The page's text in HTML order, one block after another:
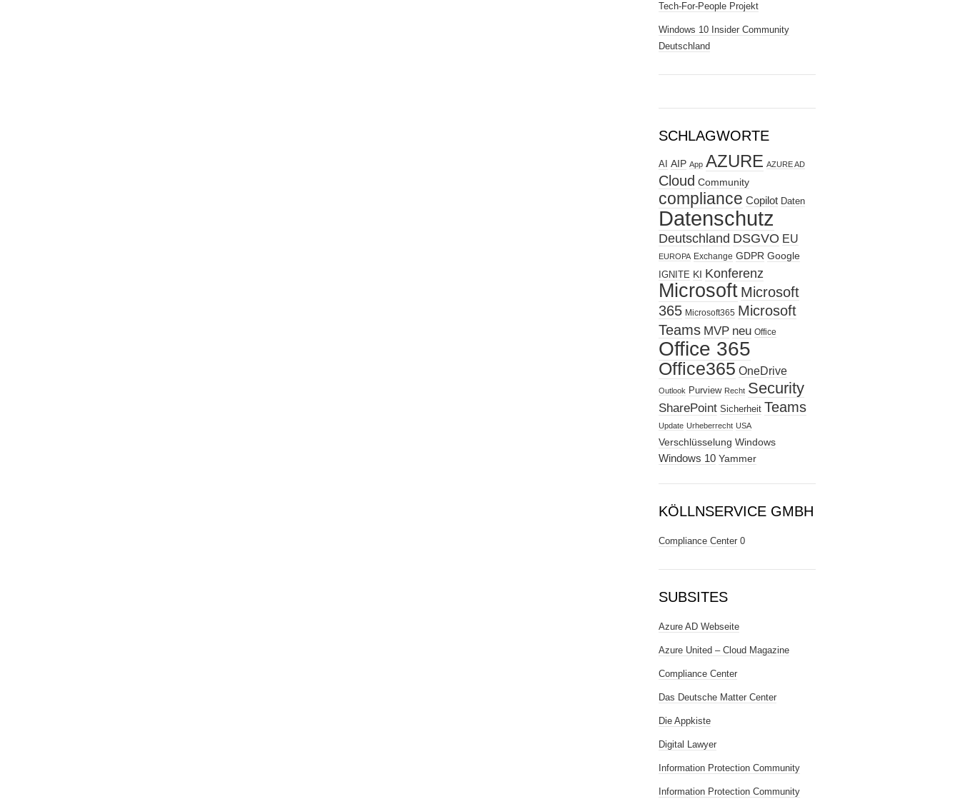
Tech-For-People Projekt
Windows 10 Insider Community
Deutschland
SCHLAGWORTE
AI AIP App AZURE AZURE AD
Cloud Community
compliance Copilot Daten
Datenschutz
Deutschland DSGVO EU
EUROPA Exchange GDPR Google
IGNITE KI Konferenz
Microsoft Microsoft
365 Microsoft365 Microsoft
Teams MVP neu Office
Office 365
Office365 OneDrive
Outlook Purview Recht Security
SharePoint Sicherheit Teams
Update Urheberrecht USA
Verschlüsselung Windows
Windows 10 Yammer
KÖLLNSERVICE GMBH
Compliance Center 0
SUBSITES
Azure AD Webseite
Azure United – Cloud Magazine
Compliance Center
Das Deutsche Matter Center
Die Appkiste
Digital Lawyer
Information Protection Community
Information Protection Community